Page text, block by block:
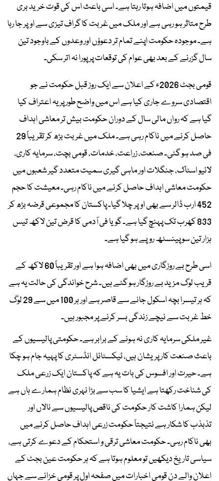
قیمتوں میں اضافہ ہوتا رہتا ہے۔ اسی باعث اس کی قوت خرید بری
طرح متاثر ہو رہی ہے اور ملک میں غربت کا گراف تیزی سے اوپر جا رہا
ہے۔ موجودہ حکومت اپنے تمام تر دعوؤں اور وعدوں کے باوجود تین
سال گزرنے کے بعد بھی عوام کی توقعات پر پورا نہ اتر سکی۔
قومی بجٹ 2026ء کے اعلان سے ایک روز قبل حکومت نے جو
اقتصادی سروے جاری کیا ہے اس میں واضح طور پر یہ اعتراف کیا
گیا ہے کہ رواں مالی سال کے دوران حکومت بیش تر معاشی اہداف
حاصل کرنے میں ناکام رہی ہے۔ ملک میں غربت بڑھ کر تقریباً 29
فی صد ہو گئی۔ صنعت، زراعت، خدمات، قومی بچت، سرمایہ کاری،
لائیو اسٹاک، جنگلات اور ماہی گیری سمیت متعدد گیر شعبوں میں
حکومت معاشی اہداف حاصل کرنے میں ناکام رہی۔ معیشت کا حجم
452 ارب ڈالر سے بھی اوپر چلا گیا۔ پاکستان کا مجموعی قرضہ بڑھ کر
833 کھرب تک پہنچ گیا ہے۔ گویا فی آدمی کا قرض تین لاکھ تیس
ہزار تین سو پینسٹھ روپے ہو گیا ہے۔
اسی طرح بے روزگاری میں بھی اضافہ ہوا ہے اور تقریباً 60 لاکھ کے
قریب لوگ مزید بے روزگار ہو گئے ہیں۔ شرح خواندگی کی حالت یہ ہے
کہ ہر تیسرا بچہ اسکول جانے سے قاصر ہے اور ہر 100 میں سے 29 لوگ
خط غربت سے نیچے زندگی بسر کرنے پر مجبور ہیں۔
غیر ملکی سرمایہ کاری نہ ہونے کے برابر ہے۔ حکومتی پالیسیوں کے
باعث صنعت کار پریشان ہیں، ٹیکسٹائل انڈسٹری کا پہیہ جام ہو چکا
ہے۔ حیرت اور افسوس کی بات یہ ہے کہ پاکستان ایک زرعی ملک
کی شناخت رکھتا ہے ایشیا کا سب سے بڑا نہری نظام ہمارے ہاں ہے
لیکن ہمارا کاشت کار حکومت کی ناقص پالیسیوں سے نالاں اور
تذبذب کا شکار ہے نتیجتاً حکومت زرعی اہداف حاصل کرنے میں
بھی ناکام رہی۔ حکومت معاشی ترقی و استحکام کے دعوے کرتی ہے،
سیاسی تاریخ دیکھیں تو معلوم ہوتا ہے کہ ہر حکومت عین بجٹ کے
اعلان والے دن قومی اخبارات میں صفحہ اول پر قومی خزانے سے جہاں